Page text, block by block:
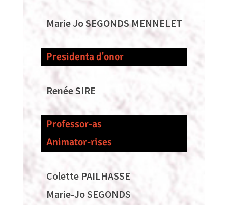
Marie Jo SEGONDS MENNELET
Presidenta d'onor
Renée SIRE
Professor-as
Animator-rises
Colette PAILHASSE
Marie-Jo SEGONDS